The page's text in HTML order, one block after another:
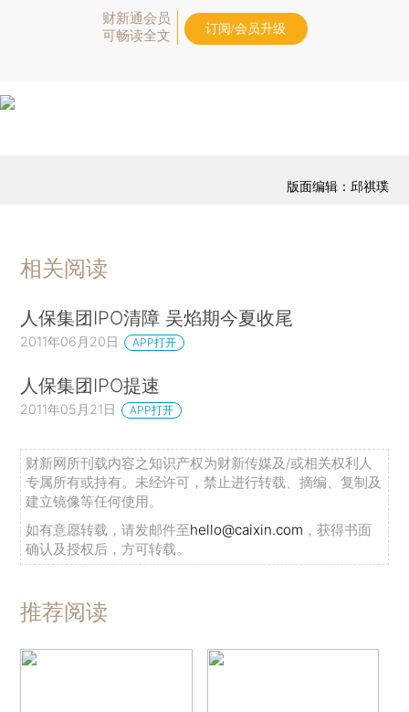
财新通会员
可畅读全文
订阅/会员升级
版面编辑：邱祺璞
相关阅读
人保集团IPO清障 吴焰期今夏收尾
2011年06月20日 APP打开
人保集团IPO提速
2011年05月21日 APP打开
财新网所刊载内容之知识产权为财新传媒及/或相关权利人
专属所有或持有。未经许可，禁止进行转载、摘编、复制及
建立镜像等任何使用。
如有意愿转载，请发邮件至hello@caixin.com ，获得书面
确认及授权后，方可转载。
推荐阅读